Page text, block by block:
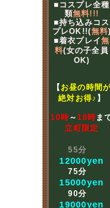
■コスプレ全種
類無料!!!
■持ち込みコス
プレOK!!(無料
■着衣プレイ無
料(女の子全員
OK)
【 お昼の時間
絶対お得♪ 】
10時～ 18時ま
立町限定
55分
12000yen
75分
15000yen
90分
19000yen